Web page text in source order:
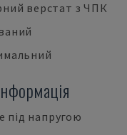
верстат з ЧПК
напругою